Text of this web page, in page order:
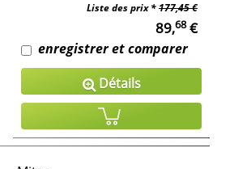
Liste des prix *177,45 €
89,68€
enregistrer et comparer
Détails